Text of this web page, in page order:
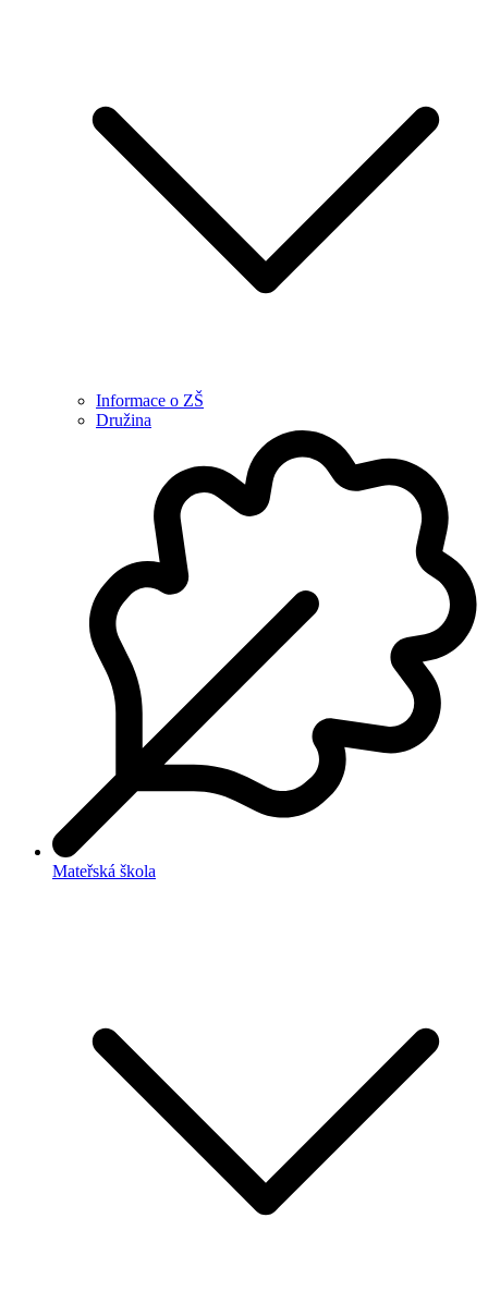
Informace o ZŠ
Družina
Mateřská škola